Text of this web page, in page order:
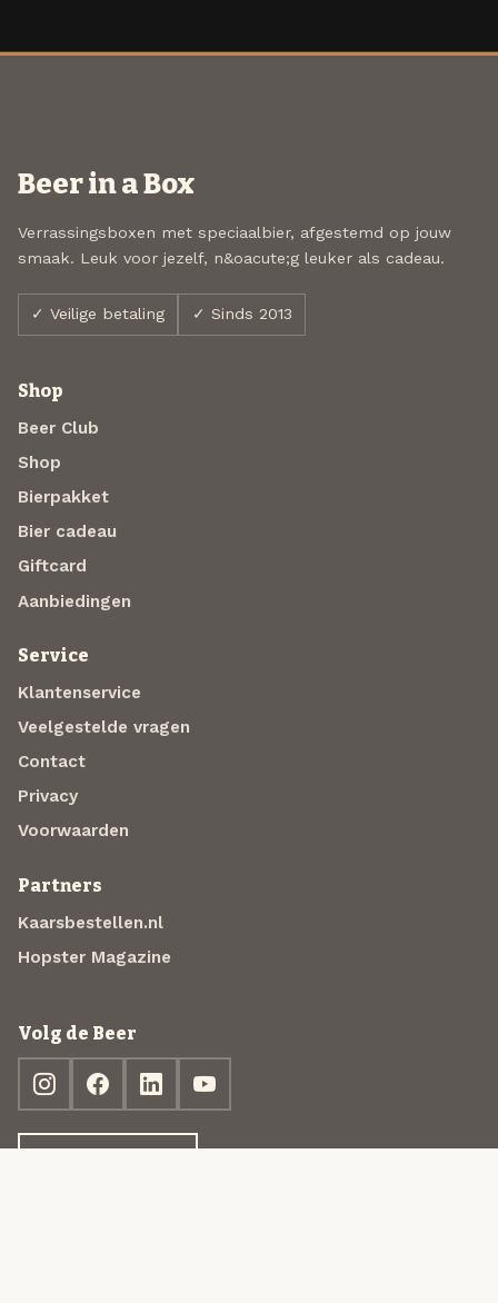
Beer in a Box
Verrassingsboxen met speciaalbier, afgestemd op jouw
smaak. Leuk voor jezelf, n&oacute;g leuker als cadeau.
✓ Veilige betaling ✓ Sinds 2013
Shop
Beer Club
Shop
Bierpakket
Bier cadeau
Giftcard
Aanbiedingen
Service
Klantenservice
Veelgestelde vragen
Contact
Privacy
Voorwaarden
Partners
Kaarsbestellen.nl
Hopster Magazine
Volg de Beer